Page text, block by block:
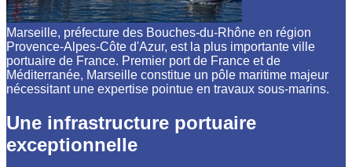
Marseille, préfecture des Bouches-du-Rhône en région
Provence-Alpes-Côte d'Azur, est la plus importante ville
portuaire de France. Premier port de France et de
Méditerranée, Marseille constitue un pôle maritime majeur
nécessitant une expertise pointue en travaux sous-marins.
Une infrastructure portuaire
exceptionnelle